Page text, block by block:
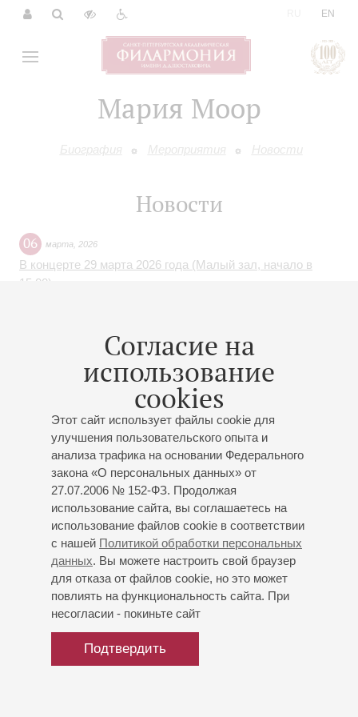
EN
Мария Моор
Биография Мероприятия Новости
Согласие на
использование
cookies
Этот сайт использует файлы cookie для
улучшения пользовательского опыта и
анализа трафика на основании Федерального
закона «О персональных данных» от
27.07.2006 № 152-ФЗ. Продолжая
использование сайта, вы соглашаетесь на
использование файлов cookie в соответствии
с нашей Политикой обработки персональных
данных. Вы можете настроить свой браузер
для отказа от файлов cookie, но это может
повлиять на функциональность сайта. При
несогласии - покиньте сайт
Подтвердить
Новости
06 марта 2026
В концерте 29 марта 2026 года (Малый зал, начало в
15:00) произошли изменения в составе участников.
программе также выступит Марина Бесчастных